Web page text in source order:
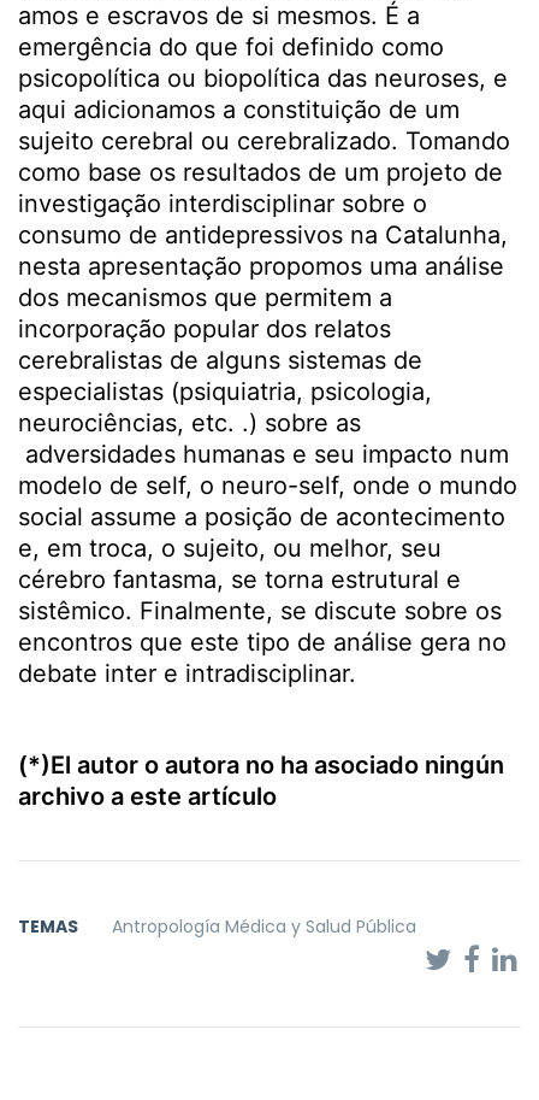
amos e escravos de si mesmos. É a
emergência do que foi definido como
psicopolítica ou biopolítica das neuroses, e
aqui adicionamos a constituição de um
sujeito cerebral ou cerebralizado. Tomando
como base os resultados de um projeto de
investigação interdisciplinar sobre o
consumo de antidepressivos na Catalunha,
nesta apresentação propomos uma análise
dos mecanismos que permitem a
incorporação popular dos relatos
cerebralistas de alguns sistemas de
especialistas (psiquiatria, psicologia,
neurociências, etc. .) sobre as
adversidades humanas e seu impacto num
modelo de self, o neuro-self, onde o mundo
social assume a posição de acontecimento
e, em troca, o sujeito, ou melhor, seu
cérebro fantasma, se torna estrutural e
sistêmico. Finalmente, se discute sobre os
encontros que este tipo de análise gera no
debate inter e intradisciplinar.
(*)El autor o autora no ha asociado ningún
archivo a este artículo
TEMAS Antropología Médica y Salud Pública